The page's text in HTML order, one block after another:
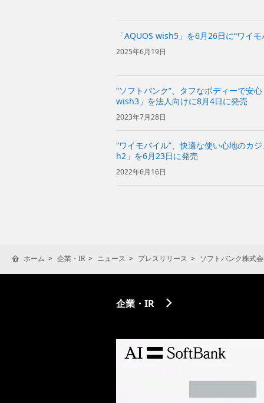
「AQUOS wish5」を6月26日に“ワイ
2025年6月19日
“ソフトバンク”、タフなボディーで安
wish3」を法人向けに8月4日に発売
2023年7月28日
“ワイモバイル”、快適な使い心地のカ
h2」を6月23日に発売
2022年6月16日
ホーム 企業・IR ニュース プレスリリース ソフトバンク株式
企業・IR